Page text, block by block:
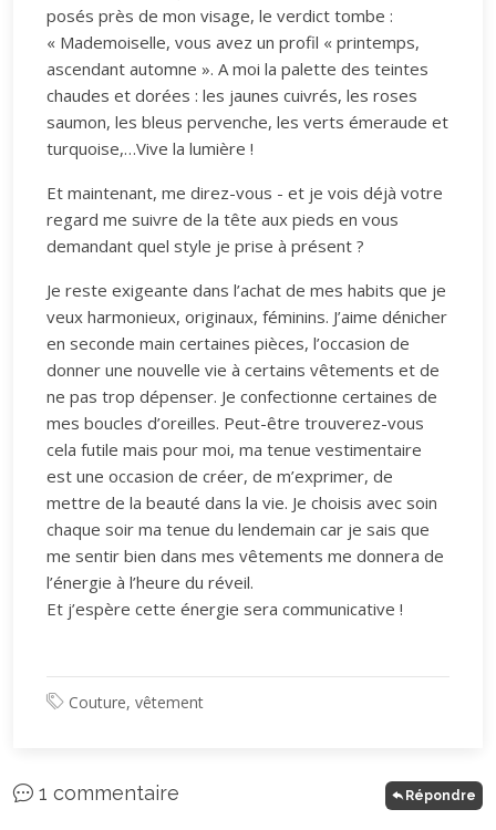
posés près de mon visage, le verdict tombe :
« Mademoiselle, vous avez un profil « printemps,
ascendant automne ». A moi la palette des teintes
chaudes et dorées : les jaunes cuivrés, les roses
saumon, les bleus pervenche, les verts émeraude et
turquoise,…Vive la lumière !
Et maintenant, me direz-vous - et je vois déjà votre
regard me suivre de la tête aux pieds en vous
demandant quel style je prise à présent ?
Je reste exigeante dans l’achat de mes habits que je
veux harmonieux, originaux, féminins. J’aime dénicher
en seconde main certaines pièces, l’occasion de
donner une nouvelle vie à certains vêtements et de
ne pas trop dépenser. Je confectionne certaines de
mes boucles d’oreilles. Peut-être trouverez-vous
cela futile mais pour moi, ma tenue vestimentaire
est une occasion de créer, de m’exprimer, de
mettre de la beauté dans la vie. Je choisis avec soin
chaque soir ma tenue du lendemain car je sais que
me sentir bien dans mes vêtements me donnera de
l’énergie à l’heure du réveil.
Et j’espère cette énergie sera communicative !
Couture, vêtement
1 commentaire Répondre